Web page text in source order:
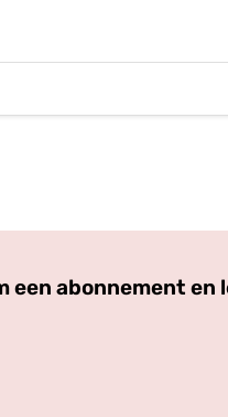
abonnement en